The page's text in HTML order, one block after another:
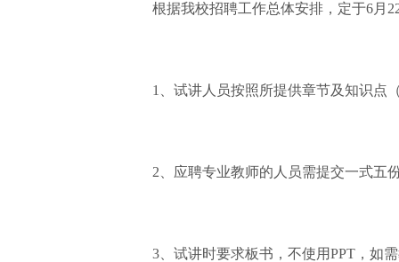
根据我校招聘工作总体安排，定于6月
1、试讲人员按照所提供章节及知识点
2、应聘专业教师的人员需提交一式五
3、试讲时要求板书，不使用PPT，如